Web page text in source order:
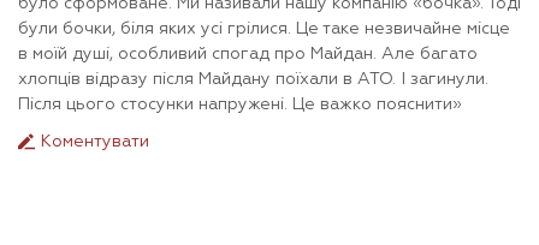
були бочки, біля яких усі грілися. Це таке незвичайне місце
в моїй душі, особливий спогад про Майдан. Але багато
хлопців відразу після Майдану поїхали в АТО. І загинули.
Після цього стосунки напружені. Це важко пояснити»
Коментувати